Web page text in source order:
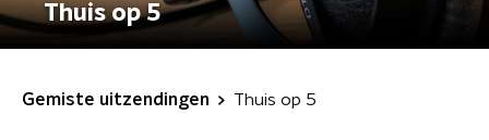
Thuis op 5
Gemiste uitzendingen Thuis op 5